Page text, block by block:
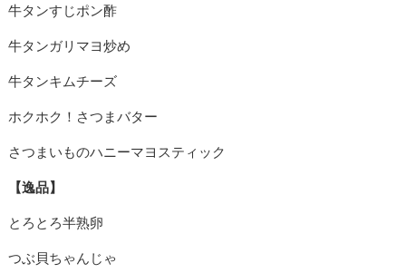
牛タンすじポン酢
牛タンガリマヨ炒め
牛タンキムチーズ
ホクホク！さつまバター
さつまいものハニーマヨスティック
【逸品】
とろとろ半熟卵
つぶ貝ちゃんじゃ